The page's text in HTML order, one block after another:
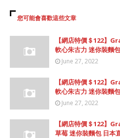
您可能會喜歡這些文章
【網店特價＄122】
軟心朱古力 迷你裝麵
June 27, 2022
【網店特價＄122】
軟心朱古力 迷你裝麵
June 27, 2022
【網店特價＄122】
草莓 迷你裝麵包 日本